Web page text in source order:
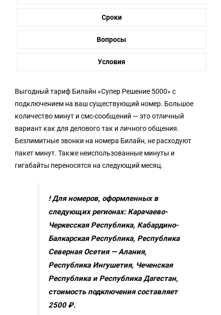
Сроки
Вопросы
Условия
Выгодный тариф Билайн «Супер Решение 5000» с
подключением на ваш существующий номер. Большое
количество минут и смс-сообщений — это отличный
вариант как для делового так и личного общения.
Безлимитные звонки на номера Билайн, не расходуют
пакет минут. Также неиспользованные минуты и
гигабайты переносятся на следующий месяц.
! Для номеров, оформленных в
следующих регионах: Карачаево-
Черкесская Республика, Кабардино-
Балкарская Республика, Республика
Северная Осетия — Алания,
Республика Ингушетия, Чеченская
Республика и Республика Дагестан,
стоимость подключения составляет
2500 ₽.